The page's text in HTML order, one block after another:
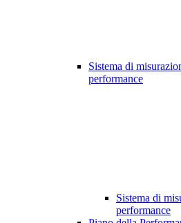
Sistema di
performance
Sistema di
performance